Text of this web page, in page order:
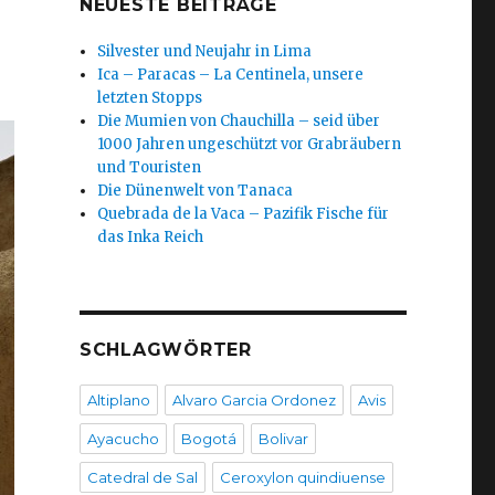
NEUESTE BEITRÄGE
Silvester und Neujahr in Lima
Ica – Paracas – La Centinela, unsere
letzten Stopps
Die Mumien von Chauchilla – seid über
1000 Jahren ungeschützt vor Grabräubern
und Touristen
Die Dünenwelt von Tanaca
Quebrada de la Vaca – Pazifik Fische für
das Inka Reich
SCHLAGWÖRTER
Altiplano Alvaro Garcia Ordonez Avis
Ayacucho Bogotá Bolivar
Catedral de Sal Ceroxylon quindiuense